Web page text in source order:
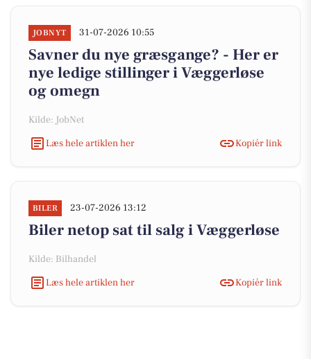
JOBNYT 31-07-2026 10:55
Savner du nye græsgange? - Her er
nye ledige stillinger i Væggerløse
og omegn
Kilde: JobNet
Læs hele artiklen her
Kopiér link
BILER 23-07-2026 13:12
Biler netop sat til salg i Væggerløse
Kilde: Bilhandel
Læs hele artiklen her
Kopiér link